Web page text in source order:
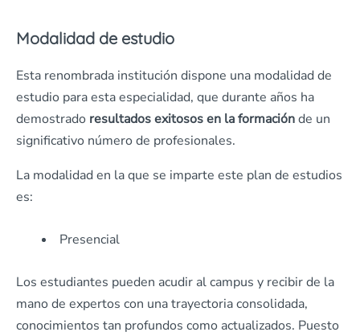
Modalidad de estudio
Esta renombrada institución dispone una modalidad de
estudio para esta especialidad, que durante años ha
demostrado resultados exitosos en la formaciónde un
significativo número de profesionales.
La modalidad en la que se imparte este plan de estudios
es:
Presencial
Los estudiantes pueden acudir al campus y recibir de la
mano de expertos con una trayectoria consolidada,
conocimientos tan profundos como actualizados. Puesto